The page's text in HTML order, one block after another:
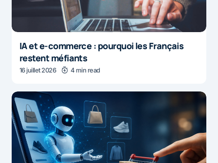
IA et e-commerce : pourquoi les Français
restent méfiants
16 juillet 2026 4 min read